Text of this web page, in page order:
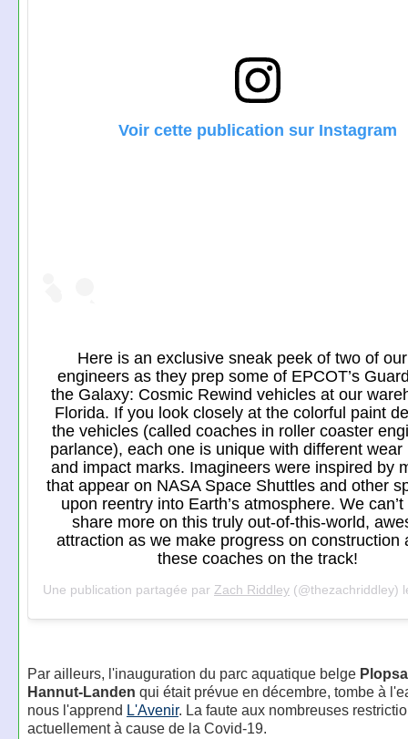
Voir cette publication sur Instagram
Here is an exclusive sneak peek of two of
engineers as they prep some of EPCOT’s
the Galaxy: Cosmic Rewind vehicles at our
Florida. If you look closely at the colorful paint
the vehicles (called coaches in roller coaster
parlance), each one is unique with different wear
and impact marks. Imagineers were inspired by
that appear on NASA Space Shuttles and other
upon reentry into Earth’s atmosphere. We
share more on this truly out-of-this-world,
attraction as we make progress on construction
these coaches on the track!
Une publication partagée par Zach Riddley(@thezachriddley)
Par ailleurs, l'inauguration du parc aquatique belge
Hannut-Landen qui était prévue en décembre, tombe à
nous l'apprend L'Avenir. La faute aux nombreuses
actuellement à cause de la Covid-19.